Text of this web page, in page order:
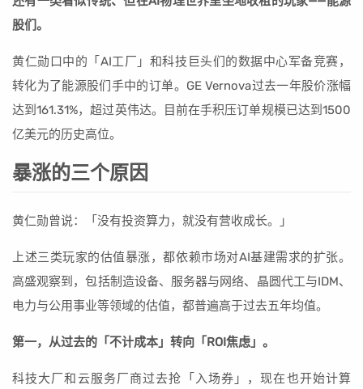
股们。
黄仁勋口中的「AI工厂」和科技巨头们的数据中心军备竞赛，
转化为了能源股们手中的订单。GE Vernova过去一年股价涨幅
达到161.31%，超过英伟达。目前在手积压订单规模已达到1500
亿美元的历史高位。
暴涨的三个原因
黄仁勋曾说：「没有投资算力，就没有营收成长。」
上述三类玩家的估值暴涨，都依赖市场对AI基建需求的扩张。
高盛观察到，包括制造设备、服务器与网络、晶圆代工与IDM、
电力与公用事业等领域的估值，都普遍高于过去五年均值。
第一，从过去的「不计成本」转向「ROI焦虑」。
科技大厂和云服务厂商过去抢「入场券」，现在也开始计算